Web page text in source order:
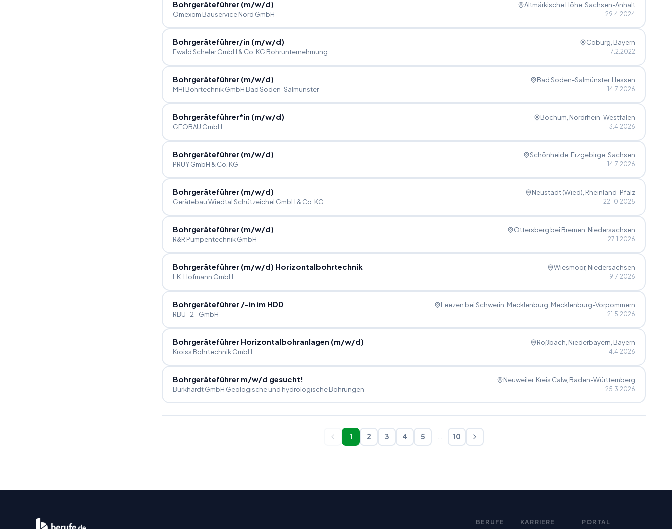
Bohrgeräteführer (m/w/d)
Omexom Bauservice Nord GmbH
Altmärkische Höhe, Sachsen-Anhalt
29.4.2024
Bohrgeräteführer/in (m/w/d)
Ewald Scheler GmbH & Co. KG Bohrunternehmung
Coburg , Bayern
7.2.2022
Bohrgeräteführer (m/w/d)
MHI Bohrtechnik GmbH Bad Soden-Salmünster
Bad Soden-Salmünster, Hessen
14.7.2026
Bohrgeräteführer*in (m/w/d)
GEOBAU GmbH
Bochum , Nordrhein-Westfalen
13.4.2026
Bohrgeräteführer (m/w/d)
PRUY GmbH & Co. KG
Schönheide, Erzgebirge, Sachsen
14.7.2026
Bohrgeräteführer (m/w/d)
Gerätebau Wiedtal Schützeichel GmbH & Co. KG
Neustadt (Wied) , Rheinland-Pfalz
22.10.2025
Bohrgeräteführer (m/w/d)
R&R Pumpentechnik GmbH
Ottersberg bei Bremen , Niedersachsen
27.1.2026
Bohrgeräteführer (m/w/d) Horizontalbohrtechnik
I. K. Hofmann GmbH
Wiesmoor, Niedersachsen
9.7.2026
Bohrgeräteführer /-in im HDD
RBU -2- GmbH
Leezen bei Schwerin, Mecklenburg , Mecklenburg-Vorpommern
21.5.2026
Bohrgeräteführer Horizontalbohranlagen (m/w/d)
Kroiss Bohrtechnik GmbH
Roßbach, Niederbayern , Bayern
14.4.2026
Bohrgeräteführer m/w/d gesucht!
Burkhardt GmbH Geologische und hydrologische Bohrungen
Neuweiler, Kreis Calw, Baden-Württemberg
25.3.2026
1 2 3 4 5 10
BERUFE KARRIERE PORTAL